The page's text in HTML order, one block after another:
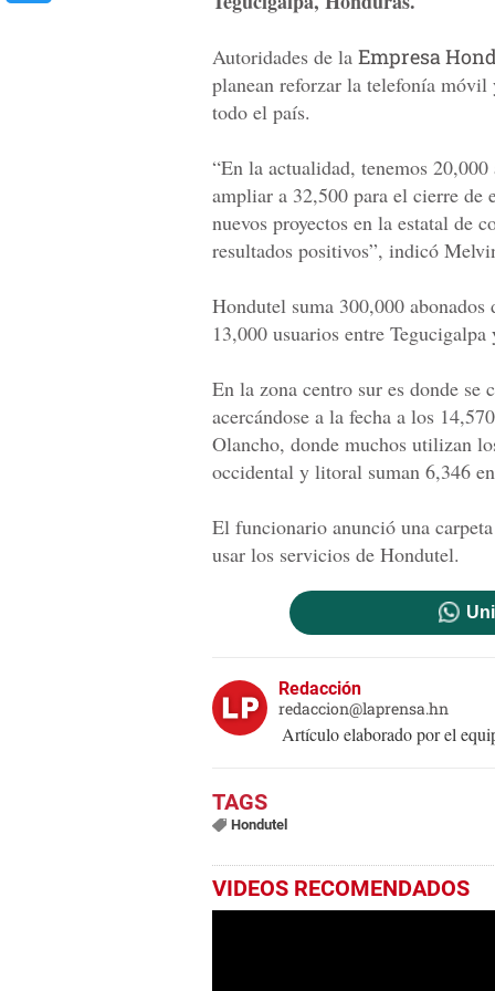
Autoridades de la Empresa
planean reforzar la telefonía
todo el país.
“En la actualidad, tenemos
ampliar a 32,500 para el cierre de
nuevos proyectos en la estatal de
resultados positivos”, indicó
Hondutel suma 300,000
13,000 usuarios entre Tegucigalpa
En la zona centro sur es donde se
acercándose a la fecha a los
Olancho, donde muchos utilizan
occidental y litoral suman 6,346
El funcionario anunció una
usar los servicios de Hondutel.
Redacción
redaccion@laprensa.hn
Artículo elaborado por el
Hondutel
VIDEOS RECOMENDADOS